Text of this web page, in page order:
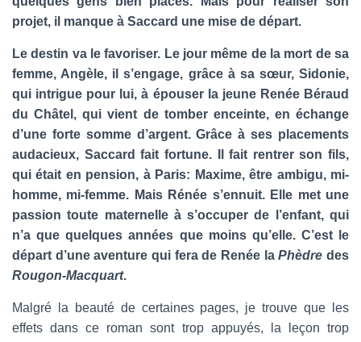
projet, il manque à Saccard une mise de départ.
Le destin va le favoriser. Le jour même de la mort de sa
femme, Angèle, il s’engage, grâce à sa sœur, Sidonie,
qui intrigue pour lui, à épouser la jeune Renée Béraud
du Châtel, qui vient de tomber enceinte, en échange
d’une forte somme d’argent. Grâce à ses placements
audacieux, Saccard fait fortune. Il fait rentrer son fils,
qui était en pension, à Paris: Maxime, être ambigu, mi-
homme, mi-femme. Mais Rénée s’ennuit. Elle met une
passion toute maternelle à s’occuper de l’enfant, qui
n’a que quelques années que moins qu’elle. C’est le
départ d’une aventure qui fera de Renée laPhèdre des
Rougon-Macquart.
Malgré la beauté de certaines pages, je trouve que les
effets dans ce roman sont trop appuyés, la leçon trop